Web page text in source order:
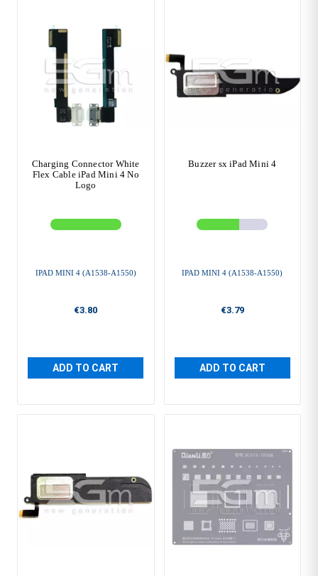
Charging Connector White
Flex Cable iPad Mini 4 No
Logo
IPAD MINI 4 (A1538-A1550)
€3.80
ADD TO CART
Buzzer sx iPad Mini 4
IPAD MINI 4 (A1538-A1550)
€3.79
ADD TO CART